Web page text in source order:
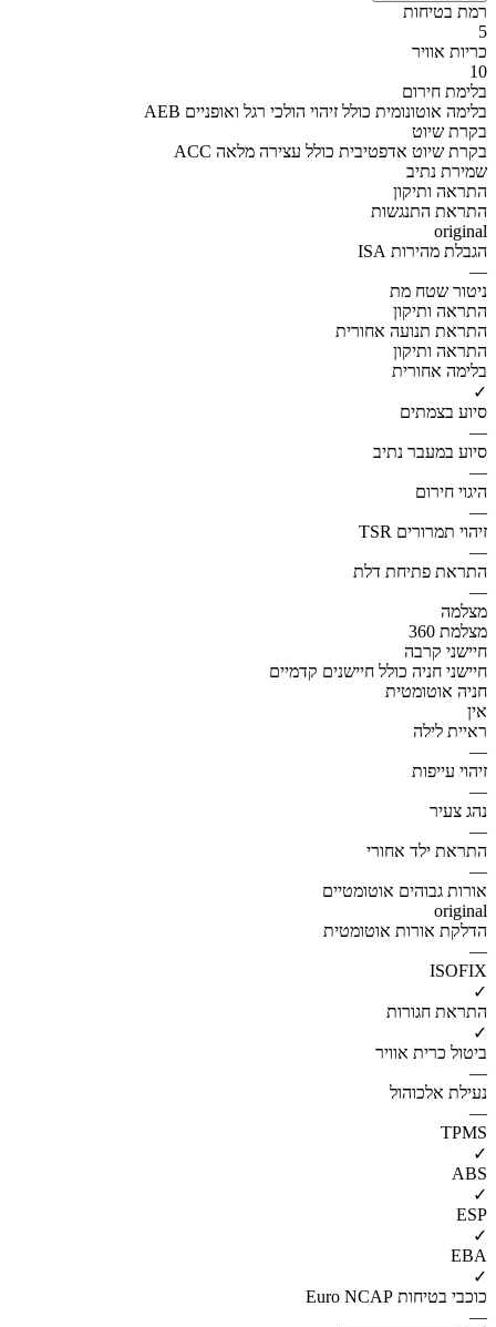
רמת בטיחות
5
כריות אוויר
10
בלימת חירום
AEB בלימה אוטונומית כולל זיהוי הולכי רגל ואופניים
בקרת שיוט
ACC בקרת שיוט אדפטיבית כולל עצירה מלאה
שמירת נתיב
התראה ותיקון
התראת התנגשות
original
הגבלת מהירות ISA
—
ניטור שטח מת
התראה ותיקון
התראת תנועה אחורית
התראה ותיקון
בלימה אחורית
✓
סיוע בצמתים
—
סיוע במעבר נתיב
—
היגוי חירום
—
זיהוי תמרורים TSR
—
התראת פתיחת דלת
—
מצלמה
מצלמת 360
חיישני קרבה
חיישני חניה כולל חיישנים קדמיים
חניה אוטומטית
אין
ראיית לילה
—
זיהוי עייפות
—
נהג צעיר
—
התראת ילד אחורי
—
אורות גבוהים אוטומטיים
original
הדלקת אורות אוטומטית
—
ISOFIX
✓
התראת חגורות
✓
ביטול כרית אוויר
—
נעילת אלכוהול
—
TPMS
✓
ABS
✓
ESP
✓
EBA
✓
כוכבי בטיחות Euro NCAP
—